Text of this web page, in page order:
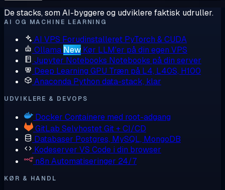
De stacks, som AI-byggere og udviklere faktisk udruller.
AI OG MACHINE LEARNING
AI VPS Forudinstalleret PyTorch & CUDA
Ollama New Kør LLM'er på din egen VPS
Jupyter Notebooks Notebooks på din server
Deep Learning GPU Træn på L4, L40S, H100
Anaconda Python data-stack, klar
UDVIKLERE & DEVOPS
Docker Containere med root-adgang
GitLab Selvhostet Git + CI/CD
Databaser Postgres, MySQL, MongoDB
Kodeserver VS Code i din browser
n8n Automatiseringer 24/7
KØR & HANDL